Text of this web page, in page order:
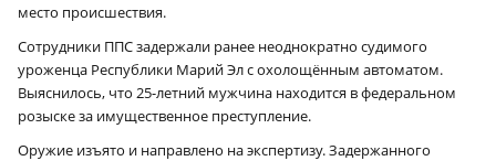
место происшествия.
Сотрудники ППС задержали ранее неоднократно судимого
уроженца Республики Марий Эл с охолощённым автоматом.
Выяснилось, что 25-летний мужчина находится в федеральном
розыске за имущественное преступление.
Оружие изъято и направлено на экспертизу. Задержанного